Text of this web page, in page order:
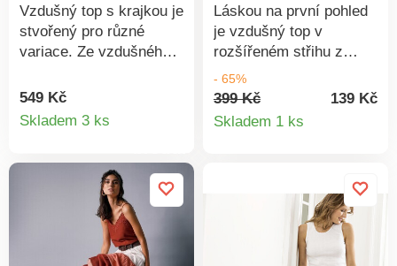
Vzdušný top s krajkou je
stvořený pro různé
variace. Ze vzdušného
průramky zdobené
květinovou krajkou.
Blancheporte zvolila
recyklovaný polyester,
čímž přispívá k boji proti
plýtvání a podporuje
odpovědnější spotřebu,
549 Kč
Skladem 3 ks
Láskou na první pohled
je vzdušný top v
rozšířeném střihu z
recyklovaného
polyesteru. Pružný
lesklý materiál. Kulatý
Blancheporte zvolila
recyklovaný polyester,
čímž přispívá k boji proti
- 65%
399 Kč
139 Kč
Skladem 1 ks